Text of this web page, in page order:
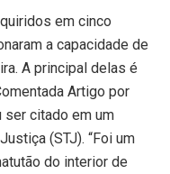
em cinco
a capacidade de
A principal delas é
Artigo por
ser citado em um
(STJ). “Foi um
do interior de